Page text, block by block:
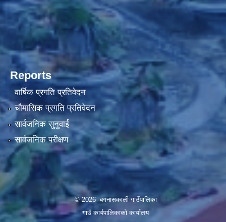
Reports
वार्षिक प्रगति प्रतिवेदन
चौमासिक प्रगति प्रतिवेदन
सार्वजनिक सुनुवाई
सार्वजनिक परीक्षण
© 2026 बगनासकाली गाउँपालिका
गाउँ कार्यपालिकाको कार्यालय